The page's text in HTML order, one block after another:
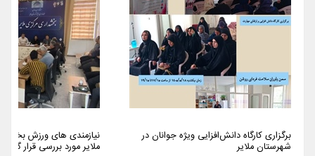
برگزاری کارگاه دانش‌افزایی ویژه جوانان در
شهرستان ملایر
نیازمندی های ورزش بخش
ملایر مورد بررسی قرار گرفت